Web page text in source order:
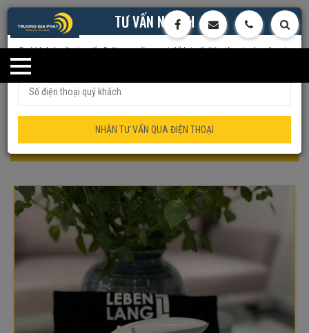
Bàn Là Hơi Nước Cầm Tay Mini Du Lịch
Bàn là hơi nước cầm tay
mini Lebenlang LBL66673 công suất 1000W – BẢO HÀNH CHÍNH
HÃNG 2 NĂM
TƯ VẤN NHANH
Quý khách cần tư vấn ? đừng ngần ngại để lại số điện thoại, chuyên gia
NHẬN TƯ VẤN QUA ĐIỆN THOẠI